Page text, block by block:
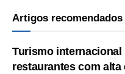
Artigos recomendados
Turismo
restaurantes com